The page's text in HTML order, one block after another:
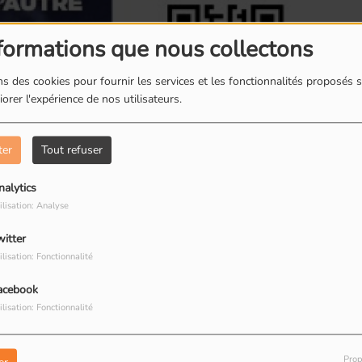
que nous collectons
des cookies pour fournir les services et les fonctionnalités proposés
l'expérience de nos utilisateurs.
Tout refuser
Analyse
Fonctionnalité
Fonctionnalité
mois pour une nouvelle saison. Pour cette
évoquera avec ces invités la situation
boites à livres